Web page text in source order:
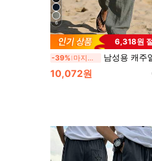
6
6,318원
-39% 마지막 3일 남성용 캐주얼 루즈 통기성 속건성 스트레이트 레그 팬츠,
10,072원